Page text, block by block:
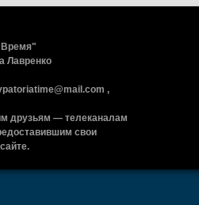
Время"
Лавренко
,
друзьям — телеканалам
свои